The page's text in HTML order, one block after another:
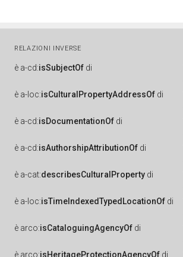
RELAZIONI INVERSE
è a-cd:isSubjectOf di
è a-loc:isCulturalPropertyAddressOf di
è a-cd:isDocumentationOf di
è a-cd:isAuthorshipAttributionOf di
è a-cat:describesCulturalProperty di
è a-loc:isTimeIndexedTypedLocationOf di
è arco:isCataloguingAgencyOf di
è arco:isHeritageProtectionAgencyOf di